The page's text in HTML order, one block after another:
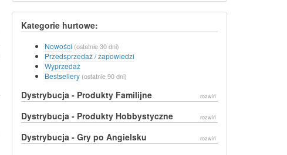
Kategorie hurtowe:
Nowości (ostatnie 30 dni)
Przedsprzedaż / zapowiedzi
Wyprzedaż
Bestsellery (ostatnie 90 dni)
Dystrybucja - Produkty Familijne rozwiń
Dystrybucja - Produkty Hobbystyczne rozwiń
Dystrybucja - Gry po Angielsku rozwiń